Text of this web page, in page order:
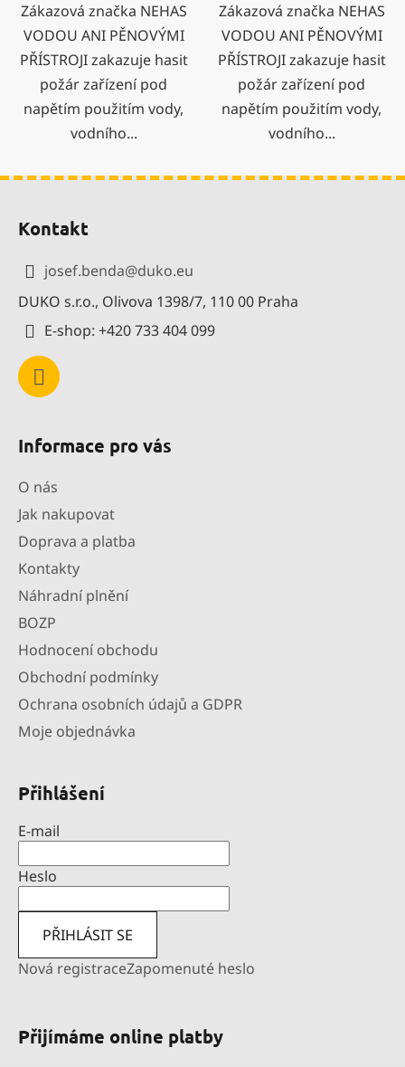
Zákazová značka NEHAS
VODOU ANI PĚNOVÝMI
PŘÍSTROJI zakazuje hasit
požár zařízení pod
napětím použitím vody,
vodního...
Zákazová značka NEHAS
VODOU ANI PĚNOVÝMI
PŘÍSTROJI zakazuje hasit
požár zařízení pod
napětím použitím vody,
vodního...
Kontakt
josef.benda@duko.eu
DUKO s.r.o., Olivova 1398/7, 110 00 Praha
E-shop: +420 733 404 099
Informace pro vás
O nás
Jak nakupovat
Doprava a platba
Kontakty
Náhradní plnění
BOZP
Hodnocení obchodu
Obchodní podmínky
Ochrana osobních údajů a GDPR
Moje objednávka
Přihlášení
E-mail
Heslo
PŘIHLÁSIT SE
Nová registraceZapomenuté heslo
Přijímáme online platby